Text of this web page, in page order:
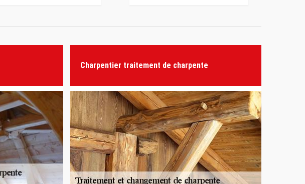
Charpentier traitement de charpente